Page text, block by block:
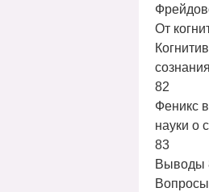
От
сознания
82
Феникс
науки о
83
Выводы